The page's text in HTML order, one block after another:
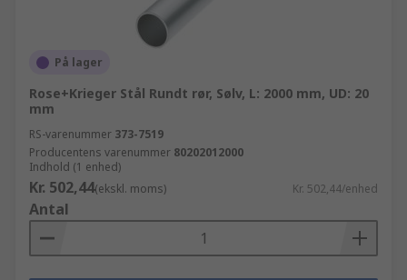
På lager
Rose+Krieger Stål Rundt rør, Sølv, L: 2000 mm, UD: 20
mm
RS-varenummer 373-7519
Producentens varenummer 80202012000
Indhold (1 enhed)
Kr. 502,44(ekskl. moms) Kr. 502,44/enhed
Antal